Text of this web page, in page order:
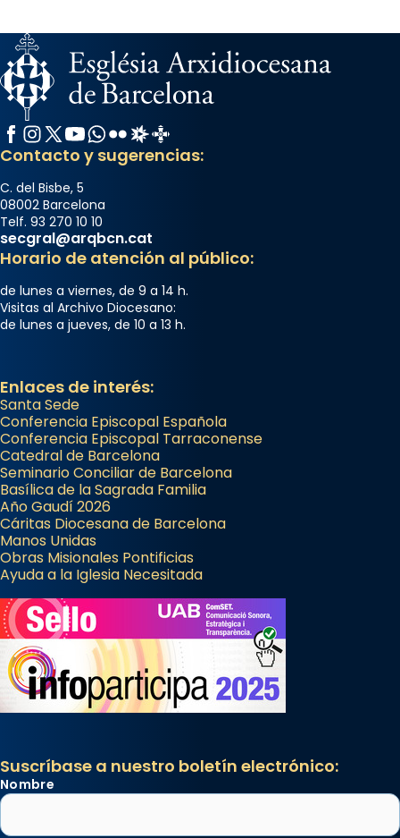
Facebook
Instagram
X / Twitter
YouTube
WhatsApp
FlickrRadio Estel
Catalunya Cristiana
Contacto y sugerencias:
C. del Bisbe, 5
08002 Barcelona
Telf. 93 270 10 10
secgral@arqbcn.cat
Horario de atención al público:
de lunes a viernes, de 9 a 14 h.
Visitas al Archivo Diocesano:
de lunes a jueves, de 10 a 13 h.
Enlaces de interés:
Santa Sede
Conferencia Episcopal Española
Conferencia Episcopal Tarraconense
Catedral de Barcelona
Seminario Conciliar de Barcelona
Basílica de la Sagrada Familia
Año Gaudí 2026
Cáritas Diocesana de Barcelona
Manos Unidas
Obras Misionales Pontificias
Ayuda a la Iglesia Necesitada
Suscríbase a nuestro boletín electrónico:
Nombre